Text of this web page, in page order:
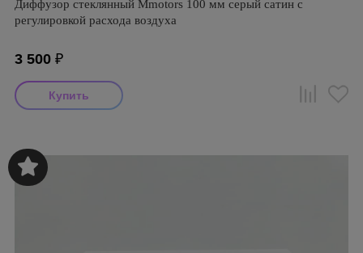
Диффузор стеклянный Mmotors 100 мм серый сатин с
регулировкой расхода воздуха
3 500 ₽